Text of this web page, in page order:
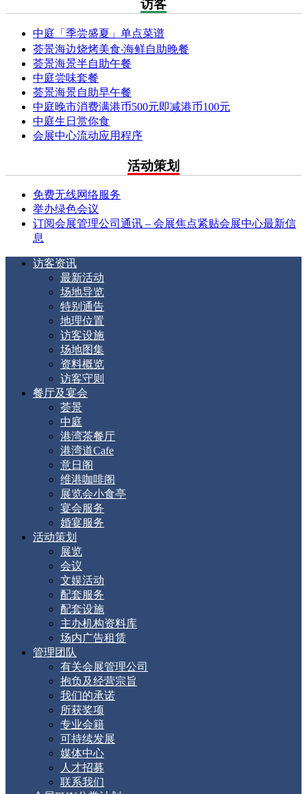
访客
中庭「季尝盛夏」单点菜谱
荟景海边烧烤美食‧海鲜自助晚餐
荟景海景半自助午餐
中庭尝味套餐
荟景海景自助早午餐
中庭晚市消费满港币500元即减港币100元
中庭生日赏你食
会展中心流动应用程序
活动策划
免费无线网络服务
举办绿色会议
订阅会展管理公司通讯 – 会展焦点紧贴会展中心最新信
息
访客资讯
最新活动
场地导览
特别通告
地理位置
访客设施
场地图集
资料概览
访客守则
餐厅及宴会
荟景
中庭
港湾茶餐厅
港湾道Cafe
意日阁
维港咖啡阁
展览会小食亭
宴会服务
婚宴服务
活动策划
展览
会议
文娱活动
配套服务
配套设施
主办机构资料库
场内广告租赁
管理团队
有关会展管理公司
抱负及经营宗旨
我们的承诺
所获奖项
专业会籍
可持续发展
媒体中心
人才招募
联系我们